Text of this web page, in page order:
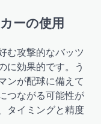
ーの使用
む攻撃的なバッツ
に効果的です。う
ンが配球に備えて
つながる可能性が
タイミングと精度